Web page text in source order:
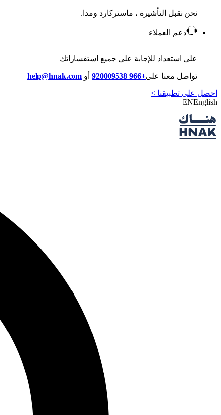
نحن نقبل التأشيرة ، ماستركارد ومدا.
دعم العملاء
على استعداد للإجابة على جميع استفساراتك
تواصل معنا على+966 920009538 أو help@hnak.com
احصل على تطبيقنا >
ENEnglish